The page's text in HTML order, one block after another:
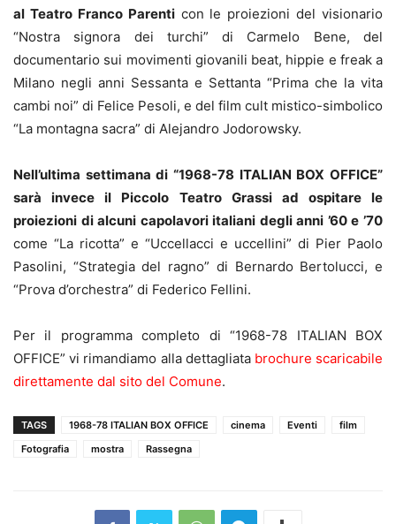
al Teatro Franco Parenticon le proiezioni del visionario
“Nostra signora dei turchi” di Carmelo Bene, del
documentario sui movimenti giovanili beat, hippie e freak a
Milano negli anni Sessanta e Settanta “Prima che la vita
cambi noi” di Felice Pesoli, e del film cult mistico-simbolico
“La montagna sacra” di Alejandro Jodorowsky.
Nell’ultima settimana di “1968-78 ITALIAN BOX OFFICE”
sarà invece il Piccolo Teatro Grassi ad ospitare le
proiezioni di alcuni capolavori italiani degli anni ’60 e ’70
come “La ricotta” e “Uccellacci e uccellini” di Pier Paolo
Pasolini, “Strategia del ragno” di Bernardo Bertolucci, e
“Prova d’orchestra” di Federico Fellini.
Per il programma completo di “1968-78 ITALIAN BOX
OFFICE” vi rimandiamo alla dettagliata brochure scaricabile
direttamente dal sito del Comune.
TAGS 1968-78 ITALIAN BOX OFFICE cinema Eventi
film
Fotografia
mostra Rassegna